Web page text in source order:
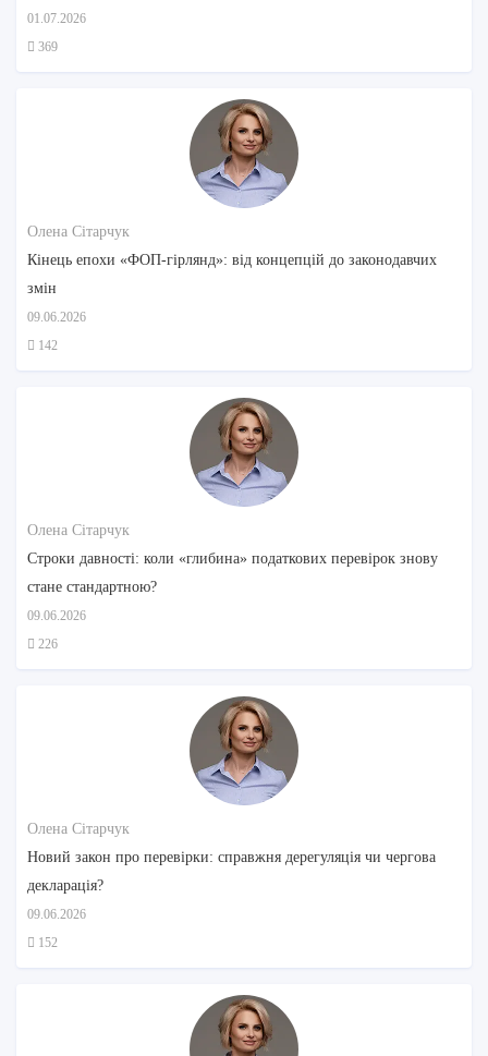
01.07.2026
369
Олена Сітарчук
Кінець епохи «ФОП-гірлянд»: від концепцій до законодавчих
змін
09.06.2026
142
Олена Сітарчук
Строки давності: коли «глибина» податкових перевірок знову
стане стандартною?
09.06.2026
226
Олена Сітарчук
Новий закон про перевірки: справжня дерегуляція чи чергова
декларація?
09.06.2026
152